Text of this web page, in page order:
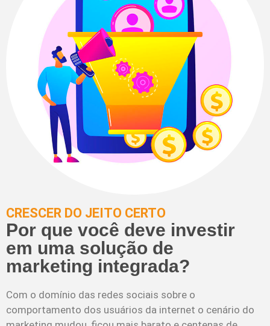
CRESCER DO JEITO CERTO
Por que você deve investir
em uma solução de
marketing integrada?
Com o domínio das redes sociais sobre o
comportamento dos usuários da internet o cenário do